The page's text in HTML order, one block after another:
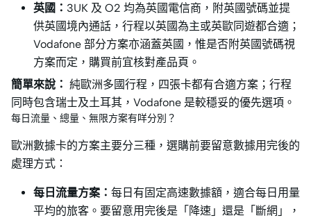
英國： 3UK 及 O2 均為英國電信商，附英國號碼並提
供英國境內通話，行程以英國為主或英歐同遊都合適；
Vodafone 部分方案亦涵蓋英國，惟是否附英國號碼視
方案而定，購買前宜核對產品頁。
簡單來說： 純歐洲多國行程，四張卡都有合適方案；行程
同時包含瑞士及土耳其，Vodafone 是較穩妥的優先選項。
每日流量、總量、無限方案有咩分別？
歐洲數據卡的方案主要分三種，選購前要留意數據用完後的
處理方式：
每日流量方案： 每日有固定高速數據額，適合每日用量
平均的旅客。要留意用完後是「降速」還是「斷網」，